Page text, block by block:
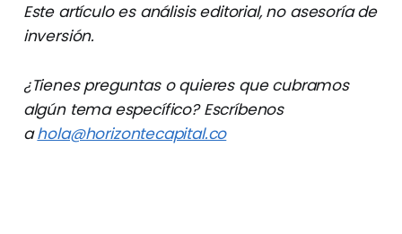
Este artículo es análisis editorial, no asesoría de
inversión.
¿Tienes preguntas o quieres que cubramos
algún tema específico? Escríbenos
ahola@horizontecapital.co